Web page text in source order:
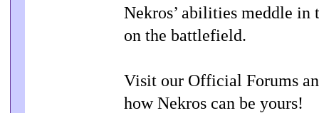
Nekros’ abilities meddle
on the battlefield.
Visit our Official Forums
how Nekros can be yours!